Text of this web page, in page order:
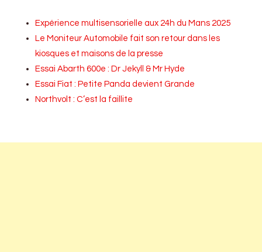
Expérience multisensorielle aux 24h du Mans 2025
Le Moniteur Automobile fait son retour dans les
kiosques et maisons de la presse
Essai Abarth 600e : Dr Jekyll & Mr Hyde
Essai Fiat : Petite Panda devient Grande
Northvolt : C’est la faillite